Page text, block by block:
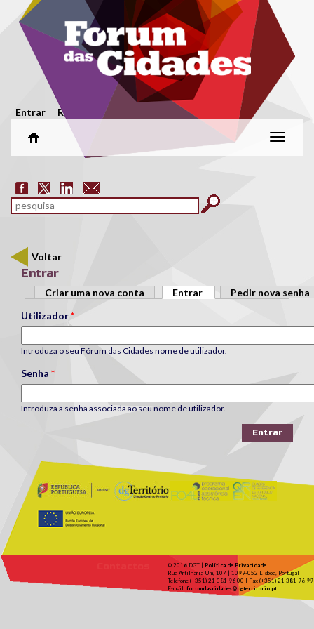
Passar para o conteúdo principal
Menu secundário
Entrar Registar
Alterar
Formulário de pesquisa
pesquisar
Voltar
Entrar
Separadores primários
Criar uma nova conta Entrar (separador ativo)
Pedir nova senha
Utilizador*
Introduza o seu Fórum das Cidades nome de utilizador.
Senha *
Introduza a senha associada ao seu nome de utilizador.
© 2016 DGT | Política de Privacidade
Rua Artilharia Um, 107 | 1099-052 Lisboa, Portugal
Telefone (+351) 21 381 96 00 | Fax (+351) 21 381 96 99
E-mail: forumdascidades@dgterritorio.pt